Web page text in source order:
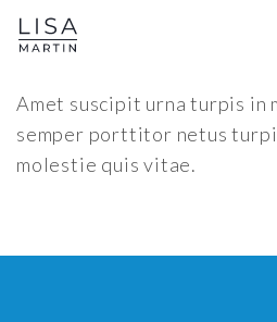
Amet suscipit urna turpis in
semper porttitor netus
molestie quis vitae.